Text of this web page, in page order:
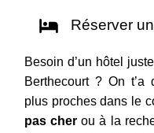
Réserver
Besoin d’un hôtel
Berthecourt ? On t’a
plus proches dans le
pas cher ou à la